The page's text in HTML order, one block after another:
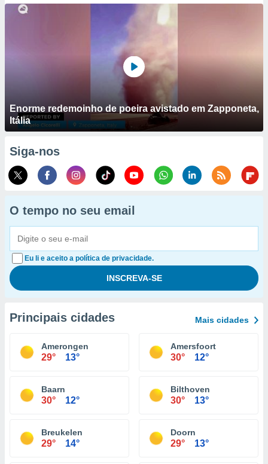
Enorme redemoinho de poeira avistado em Zapponeta,
Itália
Siga-nos
O tempo no seu email
Eu li e aceito a política de privacidade.
Principais cidades Mais cidades
Amerongen
29° 13°
Amersfoort
30° 12°
Baarn
30° 12°
Bilthoven
30° 13°
Breukelen
29° 14°
Doorn
29° 13°